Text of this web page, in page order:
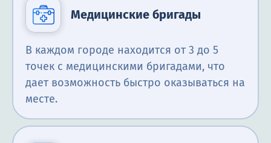
Медицинские бригады
В каждом городе находится от 3 до 5
точек с медицинскими бригадами, что
дает возможность быстро оказываться на
месте.